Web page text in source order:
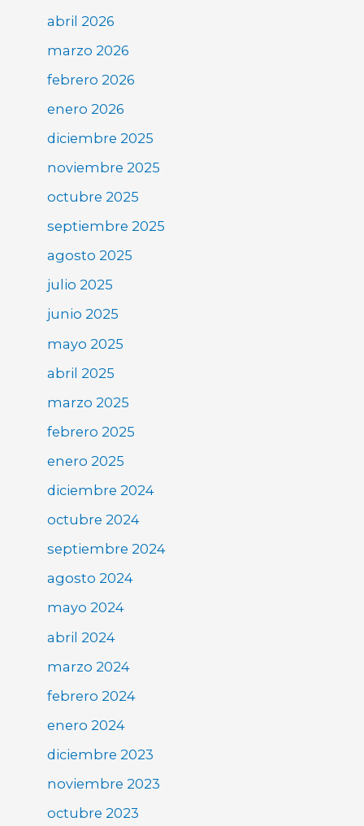
abril 2026
marzo 2026
febrero 2026
enero 2026
diciembre 2025
noviembre 2025
octubre 2025
septiembre 2025
agosto 2025
julio 2025
junio 2025
mayo 2025
abril 2025
marzo 2025
febrero 2025
enero 2025
diciembre 2024
octubre 2024
septiembre 2024
agosto 2024
mayo 2024
abril 2024
marzo 2024
febrero 2024
enero 2024
diciembre 2023
noviembre 2023
octubre 2023